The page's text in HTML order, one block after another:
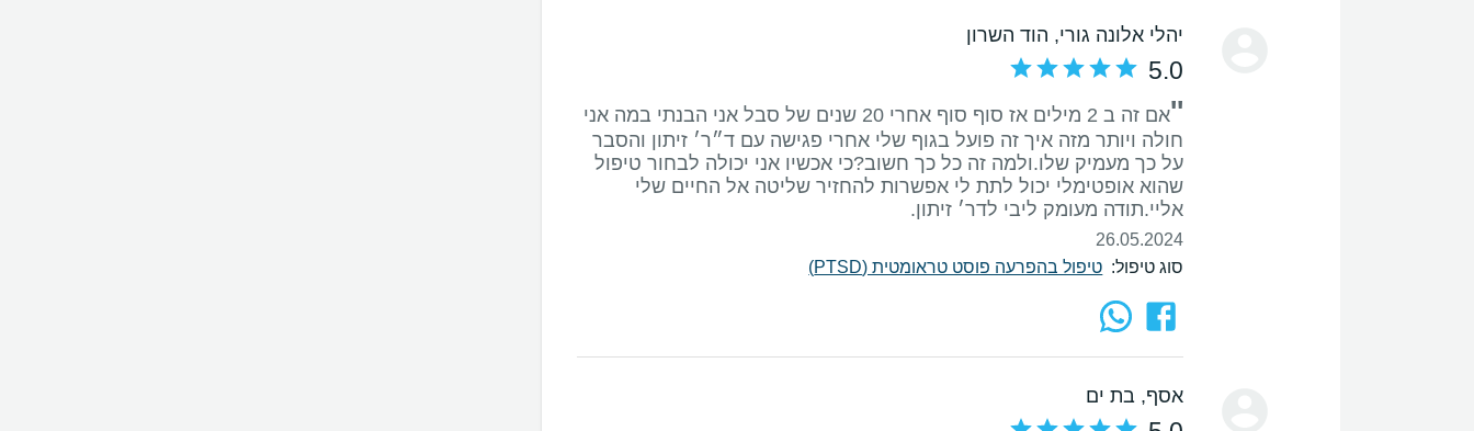
יהלי אלונה גורי, הוד השרון
5.0
''
אם זה ב 2 מילים אז סוף סוף אחרי 20 שנים של סבל אני הבנתי במה אני
חולה ויותר מזה איך זה פועל בגוף שלי אחרי פגישה עם ד״ר׳ זיתון והסבר
על כך מעמיק שלו.ולמה זה כל כך חשוב?כי אכשיו אני יכולה לבחור טיפול
שהוא אופטימלי יכול לתת לי אפשרות להחזיר שליטה אל החיים שלי
אליי.תודה מעומק ליבי לדר׳ זיתון.
26.05.2024
סוג טיפול: טיפול בהפרעה פוסט טראומטית (PTSD)
אסף, בת ים